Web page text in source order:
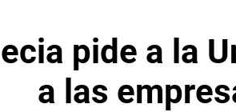
pide a la
a las